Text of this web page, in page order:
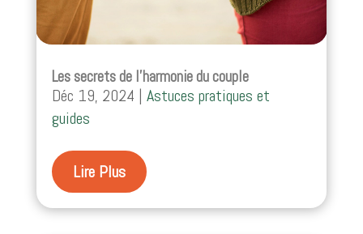
Les secrets de l’harmonie du couple
Déc 19, 2024 | Astuces pratiques et
guides
Lire Plus